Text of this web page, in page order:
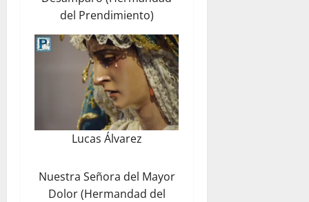
del Prendimiento)
Lucas Álvarez
Nuestra Señora del Mayor
Dolor (Hermandad del